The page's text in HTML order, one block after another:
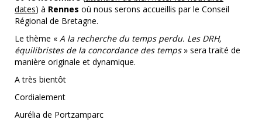
dates) à Rennes où nous serons accueillis par le Conseil
Régional de Bretagne.
Le thème « A la recherche du temps perdu. Les DRH,
équilibristes de la concordance des temps» sera traité de
manière originale et dynamique.
A très bientôt
Cordialement
Aurélia de Portzamparc